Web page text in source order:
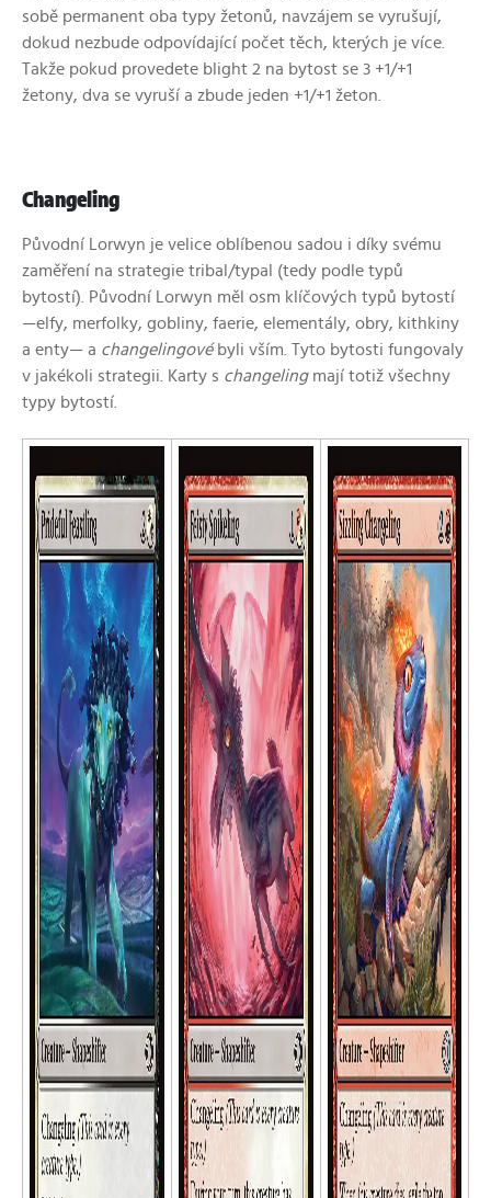
sobě permanent oba typy žetonů, navzájem se vyrušují,
dokud nezbude odpovídající počet těch, kterých je více.
Takže pokud provedete blight 2 na bytost se 3 +1/+1
žetony, dva se vyruší a zbude jeden +1/+1 žeton.
Changeling
Původní Lorwyn je velice oblíbenou sadou i díky svému
zaměření na strategie tribal/typal (tedy podle typů
bytostí). Původní Lorwyn měl osm klíčových typů bytostí
—elfy, merfolky, gobliny, faerie, elementály, obry, kithkiny
a enty— a changelingovébyli vším. Tyto bytosti fungovaly
v jakékoli strategii. Karty s changelingmají totiž všechny
typy bytostí.